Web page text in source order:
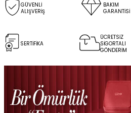
GÜVENLİ
ALIŞVERİŞ
BAKIM
GARANTİSİ
SERTİFİKA
ÜCRETSİZ
SİGORTALI
GÖNDERİM